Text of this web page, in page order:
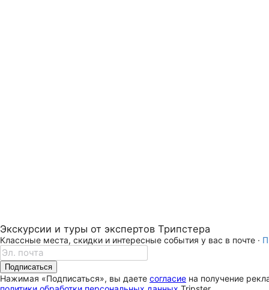
Экскурсии и туры от экспертов Трипстера
Классные места, скидки и интересные события у вас в почте ·
Подписаться
Нажимая «Подписаться», вы даете согласие на получение